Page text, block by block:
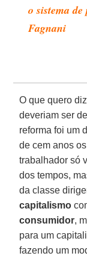
o sistema
Fagnani
O que quero
deveriam ser
reforma foi um
de cem anos
trabalhador só
dos tempos,
da classe
capitalismo
consumidor,
para um
fazendo um